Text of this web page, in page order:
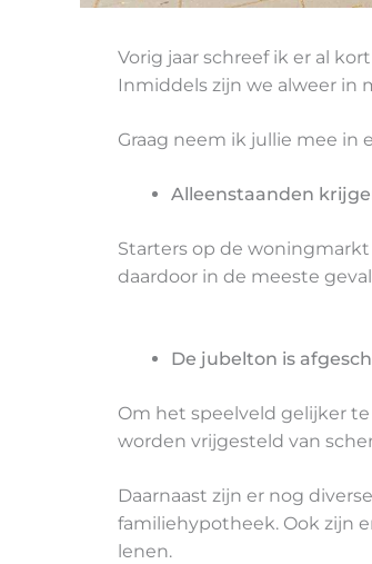
Vorig jaar schreef ik er al
Inmiddels zijn we alweer in
Graag neem ik jullie mee in
Alleenstaanden
Starters op de
daardoor in de meeste
De jubelton is
Om het speelveld gelijker
worden vrijgesteld van
Daarnaast zijn er nog
familiehypotheek. Ook zijn
lenen.